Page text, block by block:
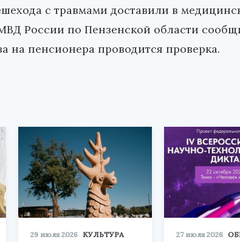
с травмами доставили в
России по Пензенской области
на пенсионера проводится проверка.
29 июля 2026 КУЛЬТУРА 27 июля 2026